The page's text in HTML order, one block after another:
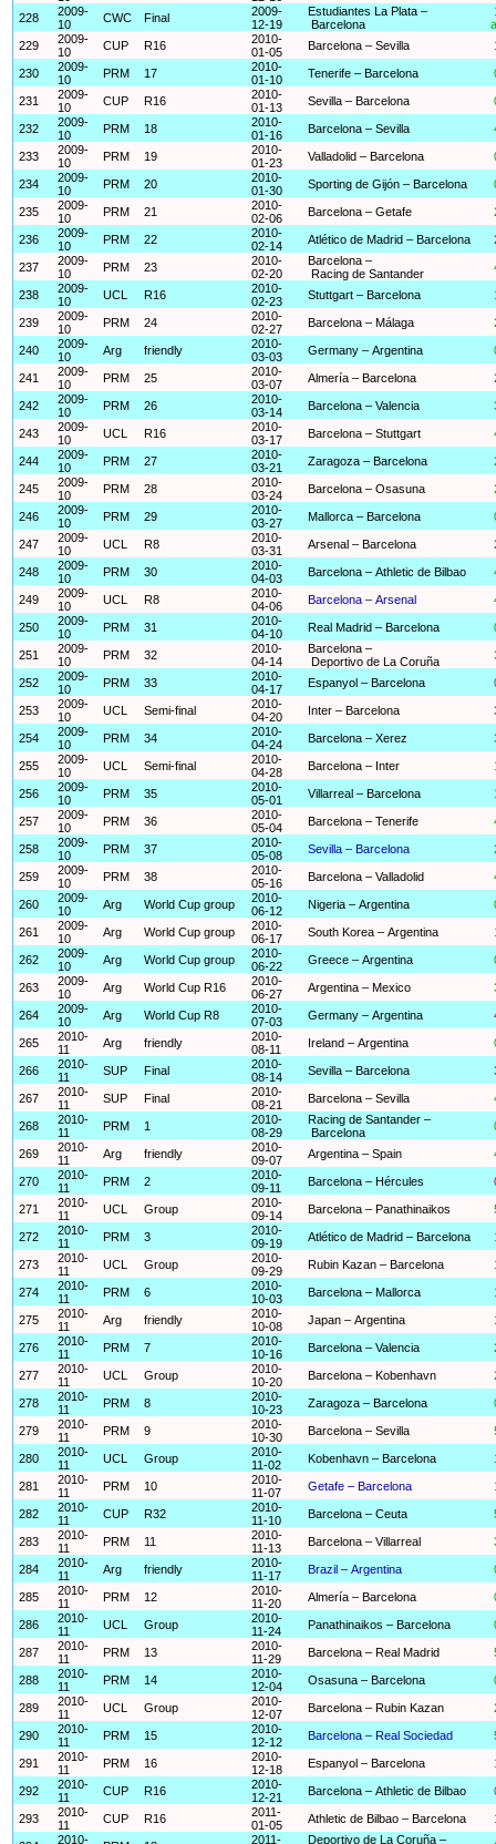
228
2009-
10
CWC Final
2009-
12-19
Estudiantes La Plata –
Barcelona
229
2009-
10
CUP R16
2010-
01-05
Barcelona – Sevilla
230
2009-
10
PRM 17
2010-
01-10
Tenerife – Barcelona
231
2009-
10
CUP R16
2010-
01-13
Sevilla – Barcelona
232
2009-
10
PRM 18
2010-
01-16
Barcelona – Sevilla
233
2009-
10
PRM 19
2010-
01-23
Valladolid – Barcelona
234
2009-
10
PRM 20
2010-
01-30
Sporting de Gijón – Barcelona
235
2009-
10
PRM 21
2010-
02-06
Barcelona – Getafe
236
2009-
10
PRM 22
2010-
02-14
Atlético de Madrid – Barcelona
237
2009-
10
PRM 23
2010-
02-20
Barcelona –
Racing de Santander
238
2009-
10
UCL R16
2010-
02-23
Stuttgart – Barcelona
239
2009-
10
PRM 24
2010-
02-27
Barcelona – Málaga
240
2009-
10
Arg friendly
2010-
03-03
Germany – Argentina
241
2009-
10
PRM 25
2010-
03-07
Almería – Barcelona
242
2009-
10
PRM 26
2010-
03-14
Barcelona – Valencia
243
2009-
10
UCL R16
2010-
03-17
Barcelona – Stuttgart
244
2009-
10
PRM 27
2010-
03-21
Zaragoza – Barcelona
245
2009-
10
PRM 28
2010-
03-24
Barcelona – Osasuna
246
2009-
10
PRM 29
2010-
03-27
Mallorca – Barcelona
247
2009-
10
UCL R8
2010-
03-31
Arsenal – Barcelona
248
2009-
10
PRM 30
2010-
04-03
Barcelona – Athletic de Bilbao
249
2009-
10
UCL R8
2010-
04-06
Barcelona – Arsenal
250
2009-
10
PRM 31
2010-
04-10
Real Madrid – Barcelona
251
2009-
10
PRM 32
2010-
04-14
Barcelona –
Deportivo de La Coruña
252
2009-
10
PRM 33
2010-
04-17
Espanyol – Barcelona
253
2009-
10
UCL Semi-final
2010-
04-20
Inter – Barcelona
254
2009-
10
PRM 34
2010-
04-24
Barcelona – Xerez
255
2009-
10
UCL Semi-final
2010-
04-28
Barcelona – Inter
256
2009-
10
PRM 35
2010-
05-01
Villarreal – Barcelona
257
2009-
10
PRM 36
2010-
05-04
Barcelona – Tenerife
258
2009-
10
PRM 37
2010-
05-08
Sevilla – Barcelona
259
2009-
10
PRM 38
2010-
05-16
Barcelona – Valladolid
260
2009-
10
Arg World Cup group
2010-
06-12
Nigeria – Argentina
261
2009-
10
Arg World Cup group
2010-
06-17
South Korea – Argentina
262
2009-
10
Arg World Cup group
2010-
06-22
Greece – Argentina
263
2009-
10
Arg World Cup R16
2010-
06-27
Argentina – Mexico
264
2009-
10
Arg World Cup R8
2010-
07-03
Germany – Argentina
265
2010-
11
Arg friendly
2010-
08-11
Ireland – Argentina
266
2010-
11
SUP Final
2010-
08-14
Sevilla – Barcelona
267
2010-
11
SUP Final
2010-
08-21
Barcelona – Sevilla
268
2010-
11
PRM 1
2010-
08-29
Racing de Santander –
Barcelona
269
2010-
11
Arg friendly
2010-
09-07
Argentina – Spain
270
2010-
11
PRM 2
2010-
09-11
Barcelona – Hércules
271
2010-
11
UCL Group
2010-
09-14
Barcelona – Panathinaikos
272
2010-
11
PRM 3
2010-
09-19
Atlético de Madrid – Barcelona
273
2010-
11
UCL Group
2010-
09-29
Rubin Kazan – Barcelona
274
2010-
11
PRM 6
2010-
10-03
Barcelona – Mallorca
275
2010-
11
Arg friendly
2010-
10-08
Japan – Argentina
276
2010-
11
PRM 7
2010-
10-16
Barcelona – Valencia
277
2010-
11
UCL Group
2010-
10-20
Barcelona – Kobenhavn
278
2010-
11
PRM 8
2010-
10-23
Zaragoza – Barcelona
279
2010-
11
PRM 9
2010-
10-30
Barcelona – Sevilla
280
2010-
11
UCL Group
2010-
11-02
Kobenhavn – Barcelona
281
2010-
11
PRM 10
2010-
11-07
Getafe – Barcelona
282
2010-
11
CUP R32
2010-
11-10
Barcelona – Ceuta
283
2010-
11
PRM 11
2010-
11-13
Barcelona – Villarreal
284
2010-
11
Arg friendly
2010-
11-17
Brazil – Argentina
285
2010-
11
PRM 12
2010-
11-20
Almería – Barcelona
286
2010-
11
UCL Group
2010-
11-24
Panathinaikos – Barcelona
287
2010-
11
PRM 13
2010-
11-29
Barcelona – Real Madrid
288
2010-
11
PRM 14
2010-
12-04
Osasuna – Barcelona
289
2010-
11
UCL Group
2010-
12-07
Barcelona – Rubin Kazan
290
2010-
11
PRM 15
2010-
12-12
Barcelona – Real Sociedad
291
2010-
11
PRM 16
2010-
12-18
Espanyol – Barcelona
292
2010-
11
CUP R16
2010-
12-21
Barcelona – Athletic de Bilbao
293
2010-
11
CUP R16
2011-
01-05
Athletic de Bilbao – Barcelona
2010-
2011-
Deportivo de La Coruña –